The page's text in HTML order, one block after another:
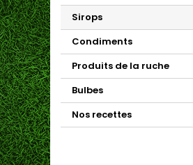
Sirops
Condiments
Produits de la ruche
Bulbes
Nos recettes